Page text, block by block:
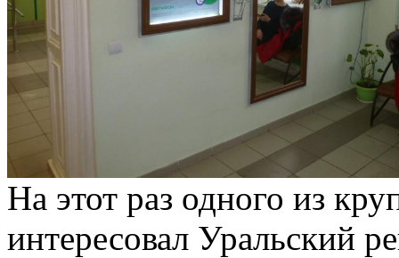
На этот раз одного из
интересовал Уральский